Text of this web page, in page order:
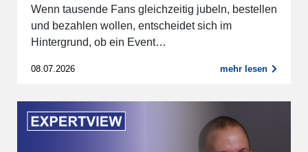
Wenn tausende Fans gleichzeitig jubeln, bestellen
und bezahlen wollen, entscheidet sich im
Hintergrund, ob ein Event…
08.07.2026 mehr lesen